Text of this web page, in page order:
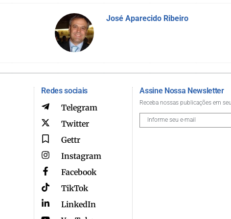
José Aparecido Ribeiro
Redes sociais
Telegram
Twitter
Gettr
Instagram
Facebook
TikTok
LinkedIn
Assine Nossa Newsletter
Receba nossas publicações em